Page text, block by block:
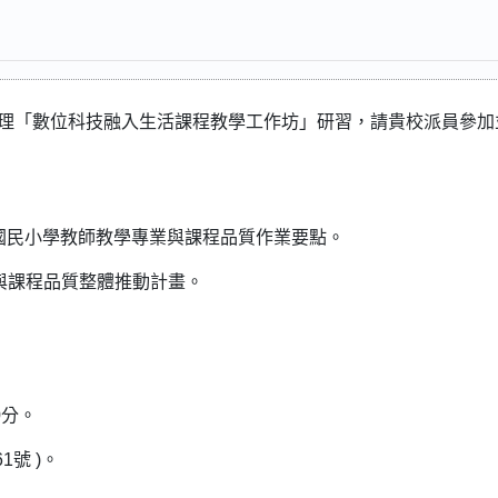
「數位科技融入生活課程教學工作坊」研習，請貴校派員參
小學教師教學專業與課程品質作業要點。
程品質整體推動計畫。
。
號 )。